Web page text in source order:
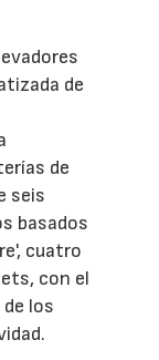
de
de
seis
basados
cuatro
con el
los